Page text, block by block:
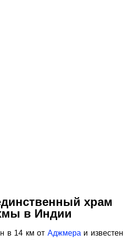
храм
в Индии
в 14 км от Аджмера и известен